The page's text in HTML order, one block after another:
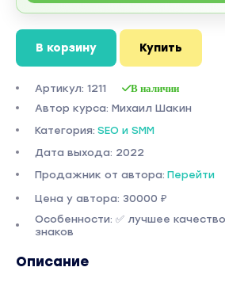
В корзину Купить
Артикул: 1211 В наличии
Автор курса: Михаил Шакин
Категория: SEO и SMM
Дата выхода: 2022
Продажник от автора: Перейти
Цена у автора: 30000 ₽
Особенности: ✅ лучшее
знаков
Описание